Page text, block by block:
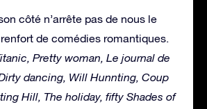
côté n’arrête pas de nous le
de comédies romantiques.
Pretty woman, Le journal de
dancing, Will Hunnting, Coup
Hill, The holiday, fifty Shades of